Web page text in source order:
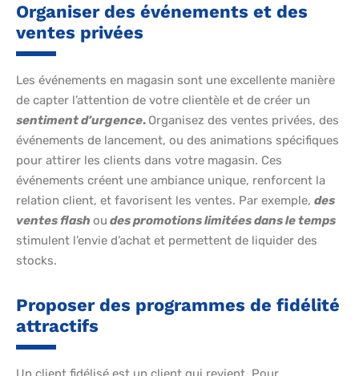
Organiser des événements et des
ventes privées
Les événements en magasin sont une excellente manière
de capter l’attention de votre clientèle et de créer un
sentiment d’urgence. Organisez des ventes privées, des
événements de lancement, ou des animations spécifiques
pour attirer les clients dans votre magasin. Ces
événements créent une ambiance unique, renforcent la
relation client, et favorisent les ventes. Par exemple, des
ventes flash ou des promotions limitées dans le temps
stimulent l’envie d’achat et permettent de liquider des
stocks.
Proposer des programmes de fidélité
attractifs